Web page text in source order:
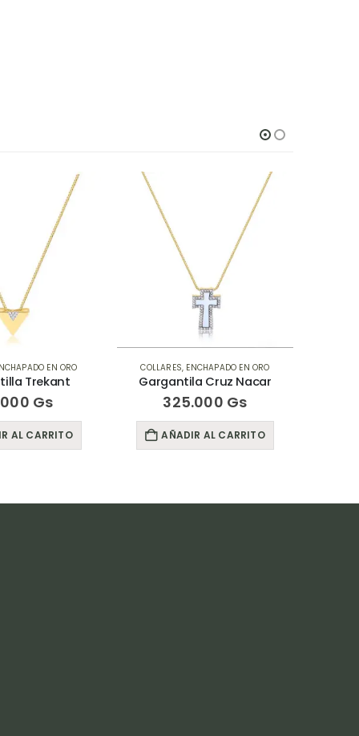
EN ORO
Trekant
Gs
AL CARRITO
COLLARES, ENCHAPADO EN ORO
Gargantila Cruz Nacar
325.000 Gs
AÑADIR AL CARRITO